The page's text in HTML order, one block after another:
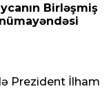
Birləşmiş
Prezident İlham